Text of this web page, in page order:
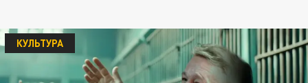
КУЛЬТУРА